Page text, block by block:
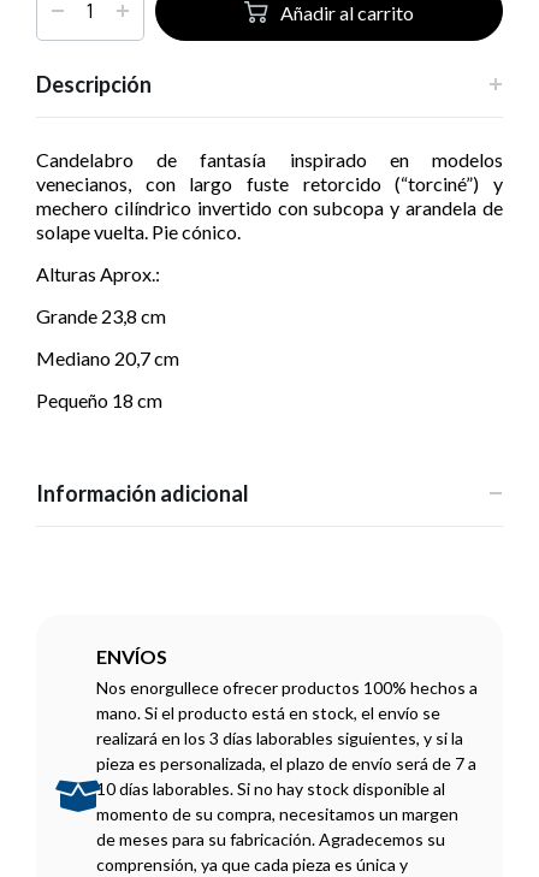
Añadir al carrito
Descripción
Candelabro de fantasía inspirado en modelos
venecianos, con largo fuste retorcido (“torciné”) y
mechero cilíndrico invertido con subcopa y arandela de
solape vuelta. Pie cónico.
Alturas Aprox.:
Grande 23,8 cm
Mediano 20,7 cm
Pequeño 18 cm
Información adicional
ENVÍOS
Nos enorgullece ofrecer productos 100% hechos a
mano. Si el producto está en stock, el envío se
realizará en los 3 días laborables siguientes, y si la
pieza es personalizada, el plazo de envío será de 7 a
10 días laborables. Si no hay stock disponible al
momento de su compra, necesitamos un margen
de meses para su fabricación. Agradecemos su
comprensión, ya que cada pieza es única y